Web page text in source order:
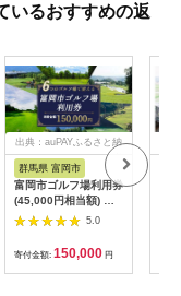
いるおすすめの返
出典：auPAYふるさと納
群馬県 富岡市
富岡市ゴルフ場利用券
(45,000円相当額) ゴ
ルフ チケット 平日 土
日 祝日 プレー券 関東
群馬県 首都圏 F20E-
382
5.0
寄付金額: 150,000 円